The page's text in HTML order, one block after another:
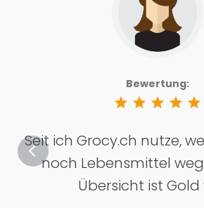
Bewertung:
star star star star star
Seit ich Grocy.ch nutze,
noch Lebensmittel
Übersicht ist Gold